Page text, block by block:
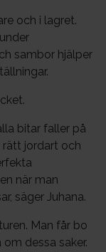
och i lagret.
sambor hjälper
bitar faller på
jordart och
när man
säger Juhana.
Man får bo
dessa saker.